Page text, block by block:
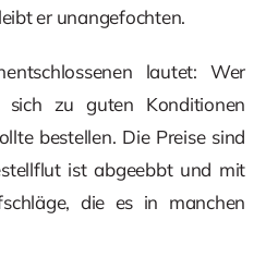
er unangefochten.
lautet: Wer
zu guten Konditionen
bestellen. Die Preise sind
ist abgeebbt und mit
die es in manchen